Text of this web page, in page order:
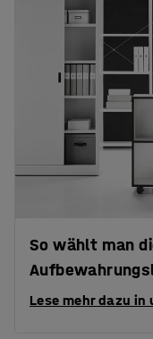
So wählt man
Lese mehr dazu in